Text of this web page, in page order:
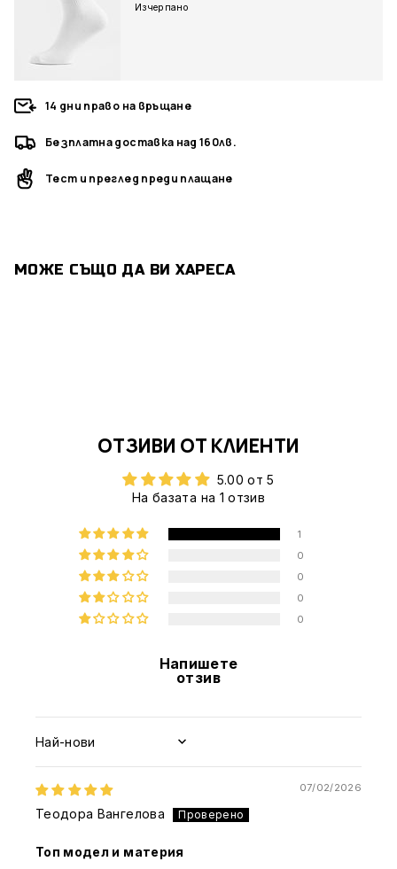
Изчерпано
14 дни право на връщане
Безплатна доставка над 160лв.
Тест и преглед преди плащане
МОЖЕ СЪЩО ДА ВИ ХАРЕСА
ОТЗИВИ ОТ КЛИЕНТИ
5.00 от 5
На базата на 1 отзив
1
0
0
0
0
Напишете
отзив
Sort by
07/02/2026
Теодора Вангелова
Топ модел и материя